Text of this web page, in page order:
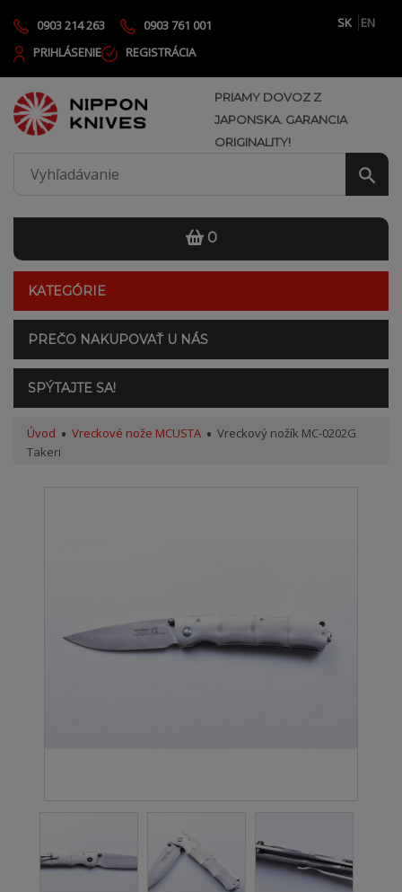
0903 214 263 0903 761 001 SK
EN
PRIHLÁSENIE
REGISTRÁCIA
PRIAMY DOVOZ Z
JAPONSKA. GARANCIA
ORIGINALITY!
0
KATEGÓRIE
PREČO NAKUPOVAŤ U NÁS
SPÝTAJTE SA!
Úvod Vreckové nože MCUSTA
Vreckový nožík MC-0202G
Takeri